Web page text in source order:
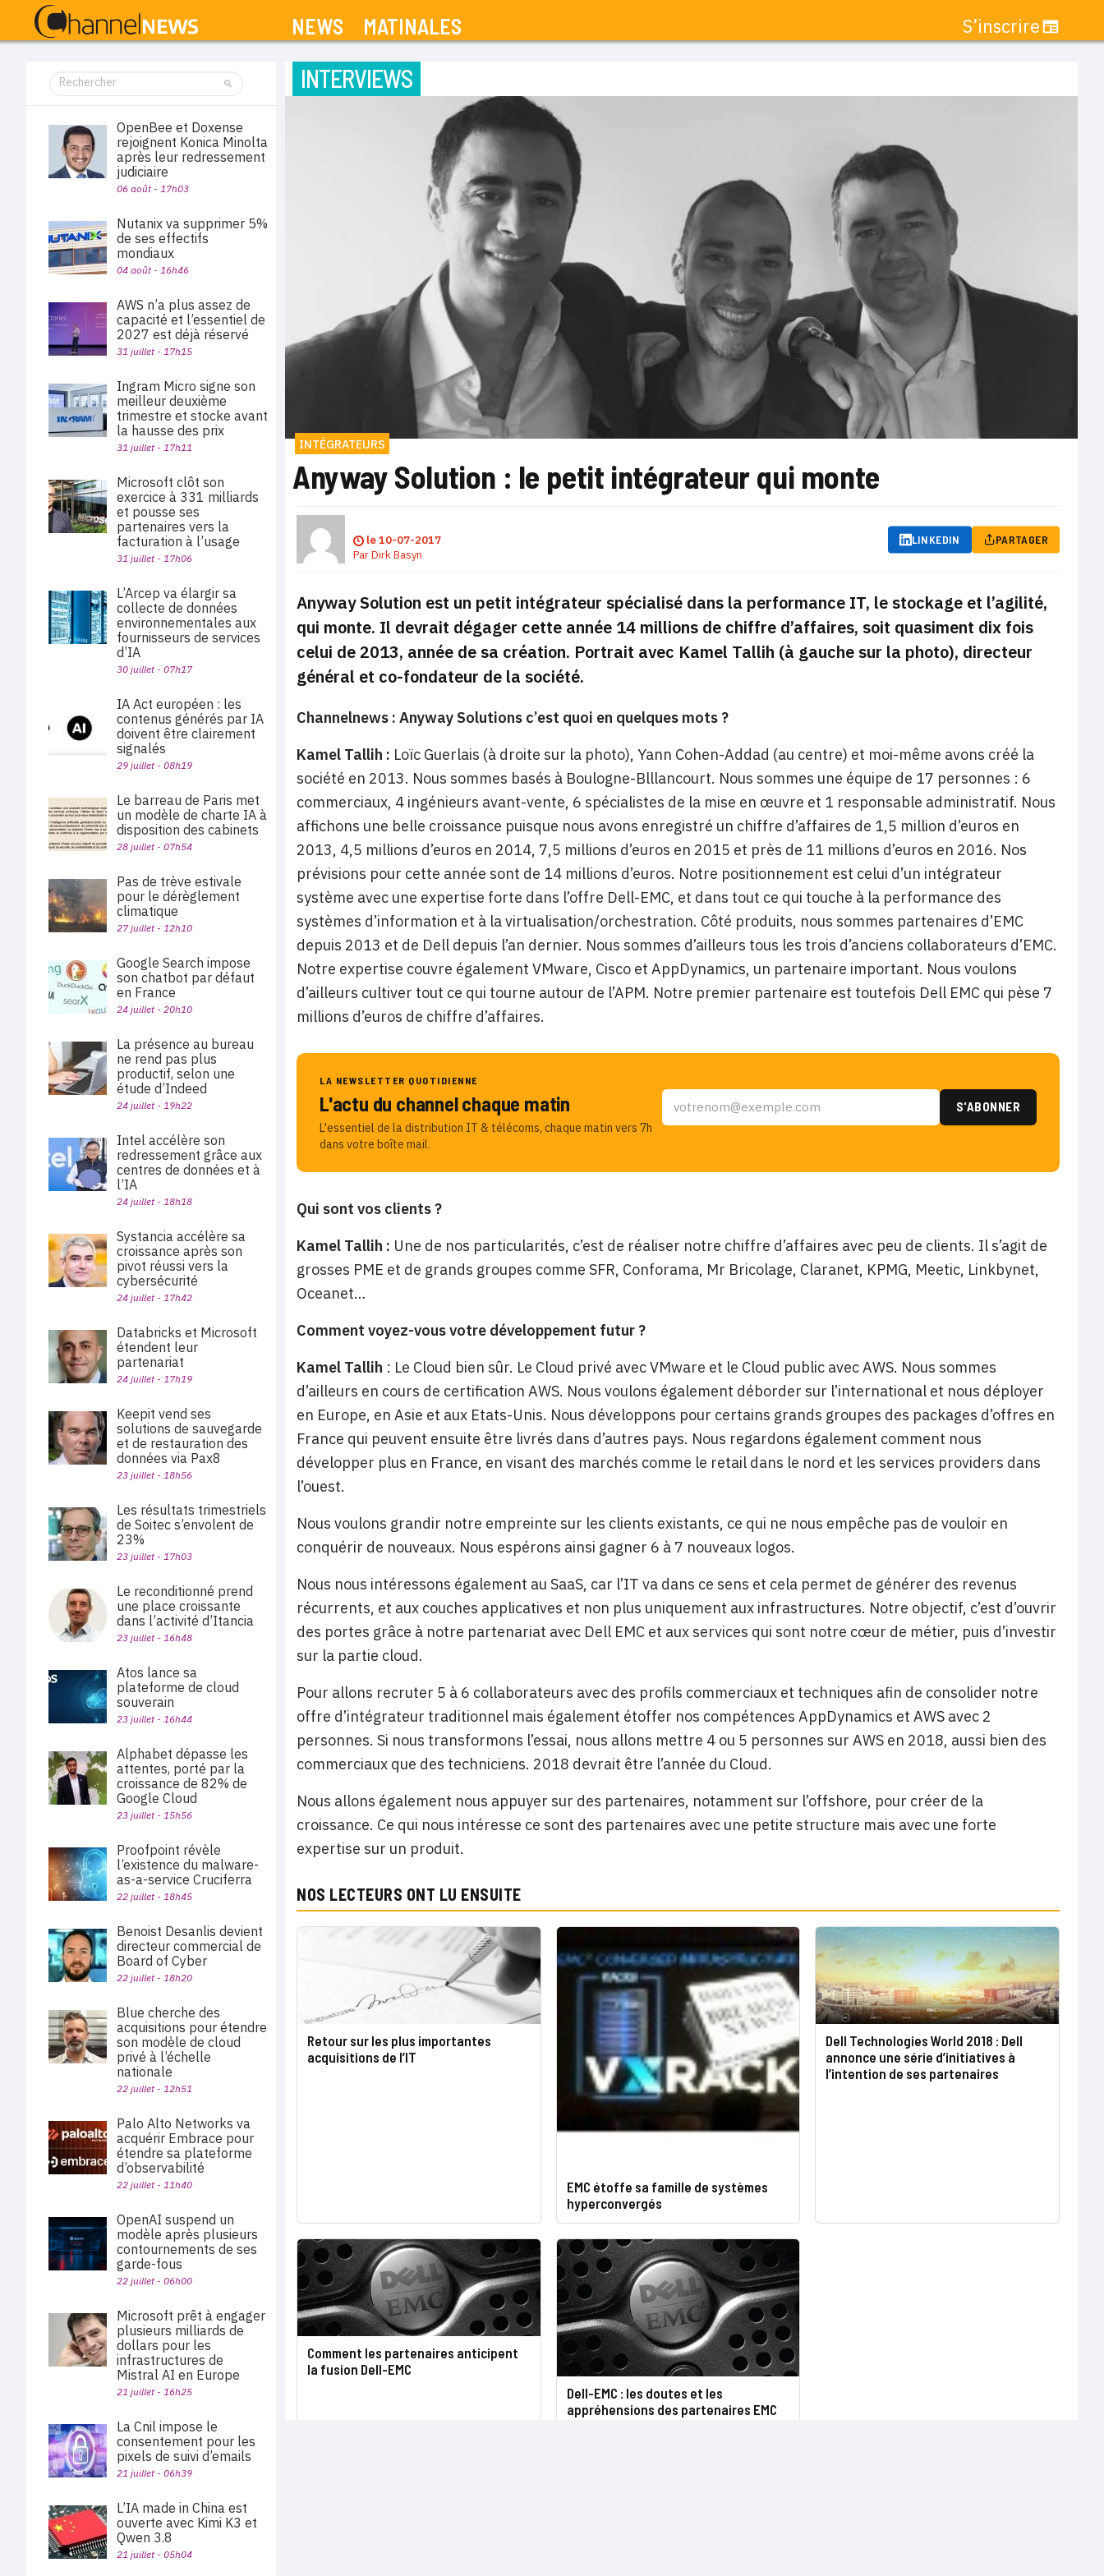
NEWS MATINALES S’inscrire
INTERVIEWS
INTÉGRATEURS
Anyway Solution : le petit intégrateur qui monte
le10-07-2017
ParDirk Basyn
LINKEDIN PARTAGER
Anyway Solution est un petit intégrateur spécialisé dans la performance IT, le stockage et l’agilité,
qui monte. Il devrait dégager cette année 14 millions de chiffre d’affaires, soit quasiment dix fois
celui de 2013, année de sa création. Portrait avec Kamel Tallih (à gauche sur la photo), directeur
général et co-fondateur de la société.
Channelnews : Anyway Solutions c’est quoi en quelques mots ?
Kamel Tallih : Loïc Guerlais (à droite sur la photo), Yann Cohen-Addad (au centre) et moi-même avons créé la
société en 2013. Nous sommes basés à Boulogne-Blllancourt. Nous sommes une équipe de 17 personnes : 6
commerciaux, 4 ingénieurs avant-vente, 6 spécialistes de la mise en œuvre et 1 responsable administratif. Nous
affichons une belle croissance puisque nous avons enregistré un chiffre d’affaires de 1,5 million d’euros en
2013, 4,5 millions d’euros en 2014, 7,5 millions d’euros en 2015 et près de 11 millions d’euros en 2016. Nos
prévisions pour cette année sont de 14 millions d’euros. Notre positionnement est celui d’un intégrateur
système avec une expertise forte dans l’offre Dell-EMC, et dans tout ce qui touche à la performance des
systèmes d’information et à la virtualisation/orchestration. Côté produits, nous sommes partenaires d’EMC
depuis 2013 et de Dell depuis l’an dernier. Nous sommes d’ailleurs tous les trois d’anciens collaborateurs d’EMC.
Notre expertise couvre également VMware, Cisco et AppDynamics, un partenaire important. Nous voulons
d’ailleurs cultiver tout ce qui tourne autour de l’APM. Notre premier partenaire est toutefois Dell EMC qui pèse 7
millions d’euros de chiffre d’affaires.
LA NEWSLETTER QUOTIDIENNE
L'actu du channel chaque matin
L'essentiel de la distribution IT & télécoms, chaque matin vers 7h
dans votre boîte mail.
Qui sont vos clients ?
Kamel Tallih : Une de nos particularités, c’est de réaliser notre chiffre d’affaires avec peu de clients. Il s’agit de
grosses PME et de grands groupes comme SFR, Conforama, Mr Bricolage, Claranet, KPMG, Meetic, Linkbynet,
Oceanet…
Comment voyez-vous votre développement futur ?
Kamel Tallih : Le Cloud bien sûr. Le Cloud privé avec VMware et le Cloud public avec AWS. Nous sommes
d’ailleurs en cours de certification AWS. Nous voulons également déborder sur l’international et nous déployer
en Europe, en Asie et aux Etats-Unis. Nous développons pour certains grands groupes des packages d’offres en
France qui peuvent ensuite être livrés dans d’autres pays. Nous regardons également comment nous
développer plus en France, en visant des marchés comme le retail dans le nord et les services providers dans
l’ouest.
Nous voulons grandir notre empreinte sur les clients existants, ce qui ne nous empêche pas de vouloir en
conquérir de nouveaux. Nous espérons ainsi gagner 6 à 7 nouveaux logos.
Nous nous intéressons également au SaaS, car l’IT va dans ce sens et cela permet de générer des revenus
récurrents, et aux couches applicatives et non plus uniquement aux infrastructures. Notre objectif, c’est d’ouvrir
des portes grâce à notre partenariat avec Dell EMC et aux services qui sont notre cœur de métier, puis d’investir
sur la partie cloud.
Pour allons recruter 5 à 6 collaborateurs avec des profils commerciaux et techniques afin de consolider notre
offre d’intégrateur traditionnel mais également étoffer nos compétences AppDynamics et AWS avec 2
personnes. Si nous transformons l’essai, nous allons mettre 4 ou 5 personnes sur AWS en 2018, aussi bien des
commerciaux que des techniciens. 2018 devrait être l’année du Cloud.
Nous allons également nous appuyer sur des partenaires, notamment sur l’offshore, pour créer de la
croissance. Ce qui nous intéresse ce sont des partenaires avec une petite structure mais avec une forte
expertise sur un produit.
NOS LECTEURS ONT LU ENSUITE
Retour sur les plus importantes
acquisitions de l’IT
EMC étoffe sa famille de systèmes
hyperconvergés
Dell Technologies World 2018 : Dell
annonce une série d’initiatives à
l’intention de ses partenaires
Comment les partenaires anticipent
la fusion Dell-EMC
Dell-EMC : les doutes et les
appréhensions des partenaires EMC
OpenBee et Doxense
rejoignent Konica Minolta
après leur redressement
judiciaire
06 août - 17h03
Nutanix va supprimer 5%
de ses effectifs
mondiaux
04 août - 16h46
AWS n’a plus assez de
capacité et l’essentiel de
2027 est déjà réservé
31 juillet - 17h15
Ingram Micro signe son
meilleur deuxième
trimestre et stocke avant
la hausse des prix
31 juillet - 17h11
Microsoft clôt son
exercice à 331 milliards
et pousse ses
partenaires vers la
facturation à l’usage
31 juillet - 17h06
L’Arcep va élargir sa
collecte de données
environnementales aux
fournisseurs de services
d’IA
30 juillet - 07h17
IA Act européen : les
contenus générés par IA
doivent être clairement
signalés
29 juillet - 08h19
Le barreau de Paris met
un modèle de charte IA à
disposition des cabinets
28 juillet - 07h54
Pas de trève estivale
pour le dérèglement
climatique
27 juillet - 12h10
Google Search impose
son chatbot par défaut
en France
24 juillet - 20h10
La présence au bureau
ne rend pas plus
productif, selon une
étude d’Indeed
24 juillet - 19h22
Intel accélère son
redressement grâce aux
centres de données et à
l’IA
24 juillet - 18h18
Systancia accélère sa
croissance après son
pivot réussi vers la
cybersécurité
24 juillet - 17h42
Databricks et Microsoft
étendent leur
partenariat
24 juillet - 17h19
Keepit vend ses
solutions de sauvegarde
et de restauration des
données via Pax8
23 juillet - 18h56
Les résultats trimestriels
de Soitec s’envolent de
23%
23 juillet - 17h03
Le reconditionné prend
une place croissante
dans l’activité d’Itancia
23 juillet - 16h48
Atos lance sa
plateforme de cloud
souverain
23 juillet - 16h44
Alphabet dépasse les
attentes, porté par la
croissance de 82% de
Google Cloud
23 juillet - 15h56
Proofpoint révèle
l’existence du malware-
as-a-service Cruciferra
22 juillet - 18h45
Benoist Desanlis devient
directeur commercial de
Board of Cyber
22 juillet - 18h20
Blue cherche des
acquisitions pour étendre
son modèle de cloud
privé à l’échelle
nationale
22 juillet - 12h51
Palo Alto Networks va
acquérir Embrace pour
étendre sa plateforme
d’observabilité
22 juillet - 11h40
OpenAI suspend un
modèle après plusieurs
contournements de ses
garde-fous
22 juillet - 06h00
Microsoft prêt à engager
plusieurs milliards de
dollars pour les
infrastructures de
Mistral AI en Europe
21 juillet - 16h25
La Cnil impose le
consentement pour les
pixels de suivi d’emails
21 juillet - 06h39
L’IA made in China est
ouverte avec Kimi K3 et
Qwen 3.8
21 juillet - 05h04